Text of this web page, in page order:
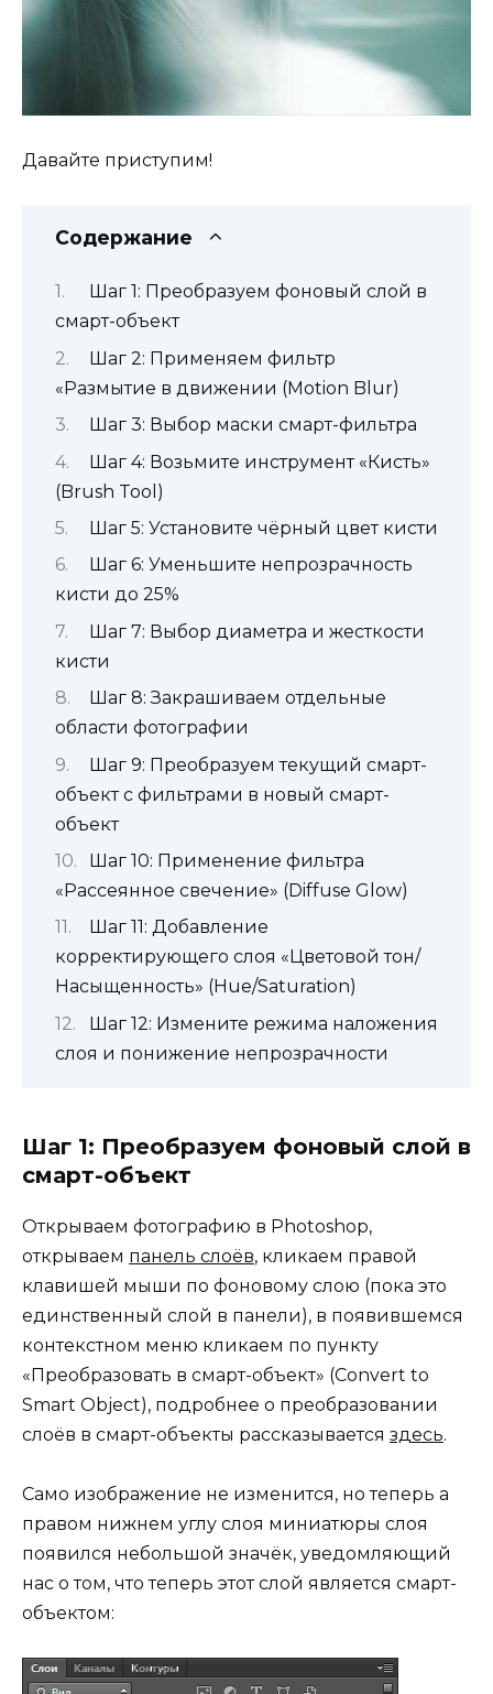
Давайте приступим!
Содержание
Шаг 1: Преобразуем фоновый слой в
смарт-объект
Шаг 2: Применяем фильтр
«Размытие в движении (Motion Blur)
Шаг 3: Выбор маски смарт-фильтра
Шаг 4: Возьмите инструмент «Кисть»
(Brush Tool)
Шаг 5: Установите чёрный цвет кисти
Шаг 6: Уменьшите непрозрачность
кисти до 25%
Шаг 7: Выбор диаметра и жесткости
кисти
Шаг 8: Закрашиваем отдельные
области фотографии
Шаг 9: Преобразуем текущий смарт-
объект с фильтрами в новый смарт-
объект
Шаг 10: Применение фильтра
«Рассеянное свечение» (Diffuse Glow)
Шаг 11: Добавление
корректирующего слоя «Цветовой тон/
Насыщенность» (Hue/Saturation)
Шаг 12: Измените режима наложения
слоя и понижение непрозрачности
Шаг 1: Преобразуем фоновый слой в
смарт-объект
Открываем фотографию в Photoshop,
открываем панель слоёв, кликаем правой
клавишей мыши по фоновому слою (пока это
единственный слой в панели), в появившемся
контекстном меню кликаем по пункту
«Преобразовать в смарт-объект» (Convert to
Smart Object), подробнее о преобразовании
слоёв в смарт-объекты рассказывается здесь.
Само изображение не изменится, но теперь а
правом нижнем углу слоя миниатюры слоя
появился небольшой значёк, уведомляющий
нас о том, что теперь этот слой является смарт-
объектом: